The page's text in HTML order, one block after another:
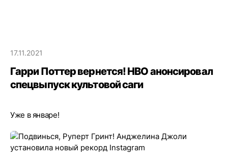
17.11.2021
Гарри Поттер вернется! HBO анонсировал
спецвыпуск культовой саги
Уже в январе!